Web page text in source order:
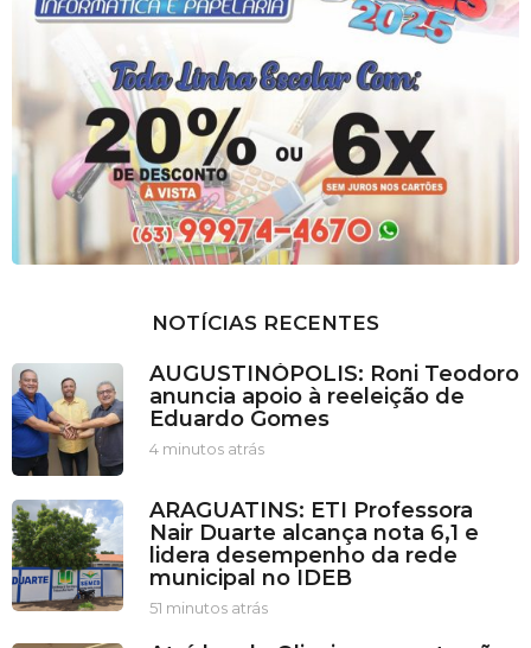
NOTÍCIAS RECENTES
AUGUSTINÓPOLIS: Roni Teodoro
anuncia apoio à reeleição de
Eduardo Gomes
4 minutos atrás4
n
u
t
o
s
ARAGUATINS: ETI Professora
Nair Duarte alcança nota 6,1 e
lidera desempenho da rede
municipal no IDEB
51 minutos atrás5